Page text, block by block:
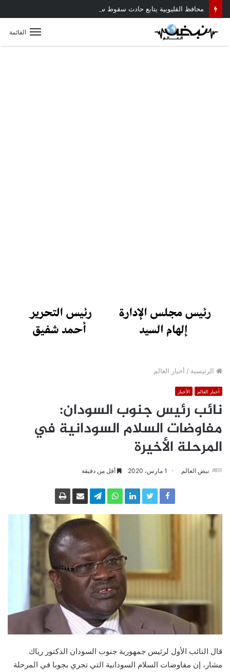
القائمة
الرئيسية / أخبار العالم
أخبار العالم الأخبار
نائب رئيس جنوب السودان:
مفاوضات السلام السودانية في
المرحلة الأخيرة
نبض العالم 1 مارس، 2020 أقل من دقيقة
قال النائب الأول لرئيس جمهورية جنوب السودان الدكتور رياك
مشار، إن مفاوضات السلام السودانية التي تجري بجوبا في المرحلة